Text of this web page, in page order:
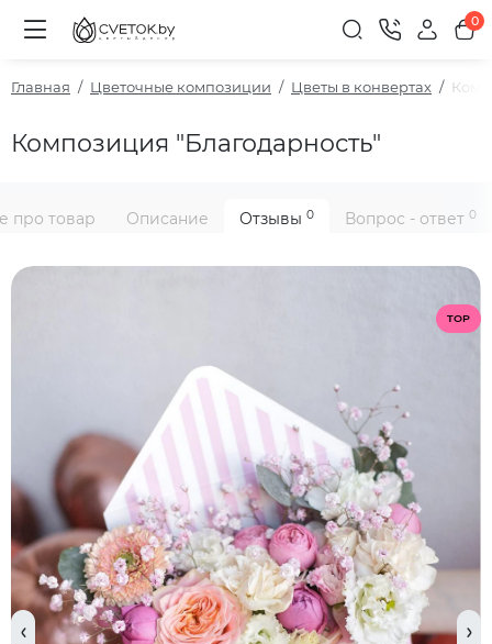
0
Главная Цветочные композиции Цветы в конвертах
Композиция "Благодарность"
про товар Описание Отзывы 0 Вопрос - ответ 0
TOP